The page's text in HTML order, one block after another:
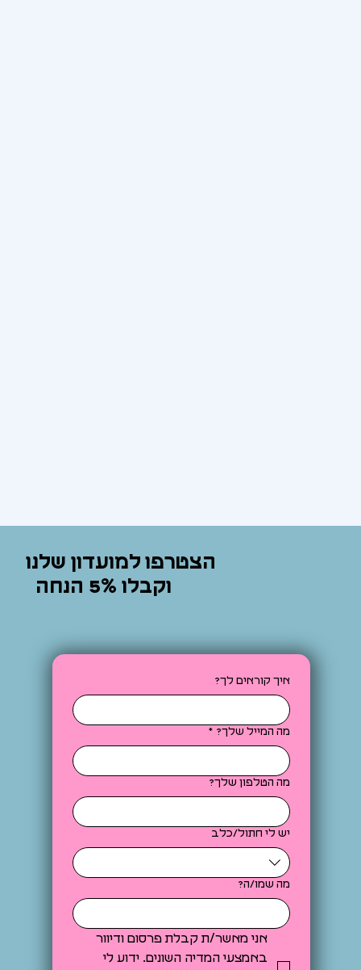
הצטרפו למועדון שלנו
וקבלו 5% הנחה
איך קוראים לך?
מה המייל שלך? *
מה הטלפון שלך?
יש לי חתול/כלב
מה שמו/ה?
אני מאשר/ת קבלת פרסום ודיוור
באמצעי המדיה השונים. ידוע לי